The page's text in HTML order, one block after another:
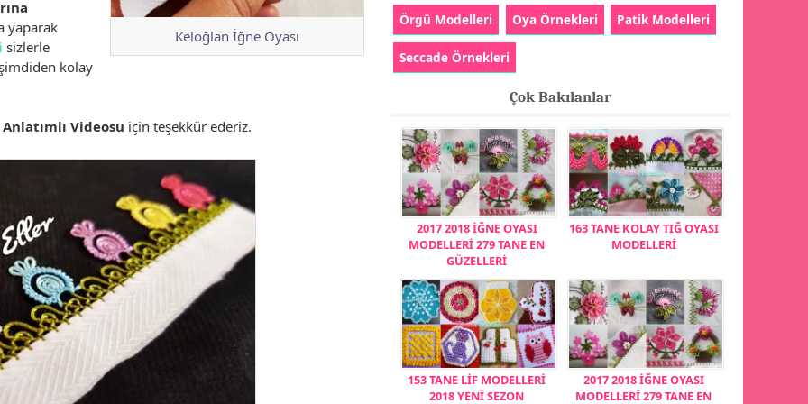
Keloğlan İğne Oyası
yaparak
sizlerle
kolay
Anlatımlı Videosu için teşekkür ederiz.
Örgü Modelleri Oya Örnekleri Patik Modelleri
Seccade Örnekleri
Çok Bakılanlar
2017 2018 İĞNE OYASI
MODELLERİ 279 TANE EN
GÜZELLERİ
163 TANE KOLAY TIĞ OYASI
MODELLERİ
153 TANE LİF MODELLERİ
2018 YENİ SEZON
2017 2018 İĞNE OYASI
MODELLERİ 279 TANE EN